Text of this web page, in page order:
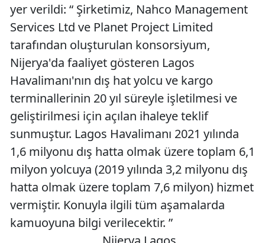
yer verildi: “ Şirketimiz, Nahco Management
Services Ltd ve Planet Project Limited
tarafından oluşturulan konsorsiyum,
Nijerya'da faaliyet gösteren Lagos
Havalimanı'nın dış hat yolcu ve kargo
terminallerinin 20 yıl süreyle işletilmesi ve
geliştirilmesi için açılan ihaleye teklif
sunmuştur. Lagos Havalimanı 2021 yılında
1,6 milyonu dış hatta olmak üzere toplam 6,1
milyon yolcuya (2019 yılında 3,2 milyonu dış
hatta olmak üzere toplam 7,6 milyon) hizmet
vermiştir. Konuyla ilgili tüm aşamalarda
kamuoyuna bilgi verilecektir. ”